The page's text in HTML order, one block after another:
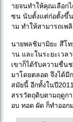
ายจนทำให้คุณเลือก
ซน นับตั้งแต่ก่อตั้งขึ้
าม ทำให้สามารถเพ
นายพลชิมามิยะ สึโท
าน และในระยะเว
เขาก็ได้รับความชื่น
มาโดยตลอด จึงได้มี
สมัยนี้ อีกทั้งในปี
สรรวัตถุดิบตามฤดูก
อบ ทอด ผัด ก็ทำออ